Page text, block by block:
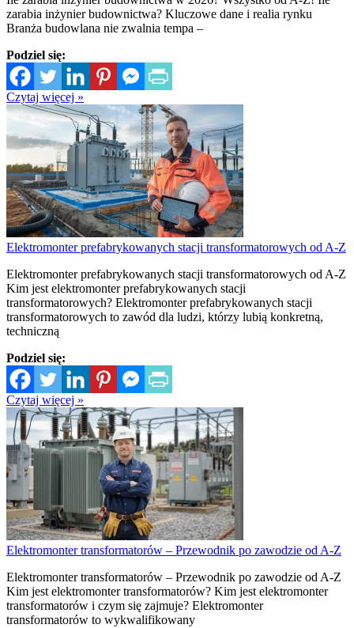
zarabia inżynier budownictwa? Kluczowe dane i realia rynku
Branża budowlana nie zwalnia tempa –
Podziel się:
Czytaj więcej »
Elektromonter prefabrykowanych stacji transformatorowych od A-Z
Elektromonter prefabrykowanych stacji transformatorowych od A-Z
Kim jest elektromonter prefabrykowanych stacji
transformatorowych? Elektromonter prefabrykowanych stacji
transformatorowych to zawód dla ludzi, którzy lubią konkretną,
techniczną
Podziel się:
Czytaj więcej »
Elektromonter transformatorów – Przewodnik po zawodzie od A-Z
Elektromonter transformatorów – Przewodnik po zawodzie od A-Z
Kim jest elektromonter transformatorów? Kim jest elektromonter
transformatorów i czym się zajmuje? Elektromonter
transformatorów to wykwalifikowany